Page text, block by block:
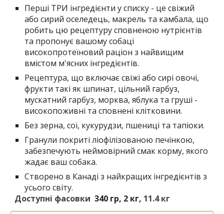
Перші ТРИ інгредієнти у списку - це свіжий
або сирий оселедець, макрель та камбала, що
робить цю рецептуру сповненою нутрієнтів
та пропонує вашому собаці
високопротеїновий раціон з найвищим
вмістом м'ясних інгредієнтів.
Рецептура, що включає свіжі або сирі овочі,
фрукти такі як шпинат, цільний гарбуз,
мускатний гарбуз, морква, яблука та груші -
високопоживні та сповнені клітковини.
Без зерна, сої, кукурудзи, пшениці та тапіоки.
Гранули покриті ліофілізованою печінкою,
забезпечують неймовірний смак корму, якого
жадає ваш собака.
Створено в Канаді з найкращих інгредієнтів з
усього світу.
Доступні фасовки340 гр, 2 кг, 11.4 кг